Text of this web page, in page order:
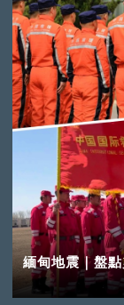
緬甸地震｜盤